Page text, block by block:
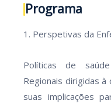
Programa
1. Perspetivas da
Políticas de
Regionais dirigidas
suas implicações